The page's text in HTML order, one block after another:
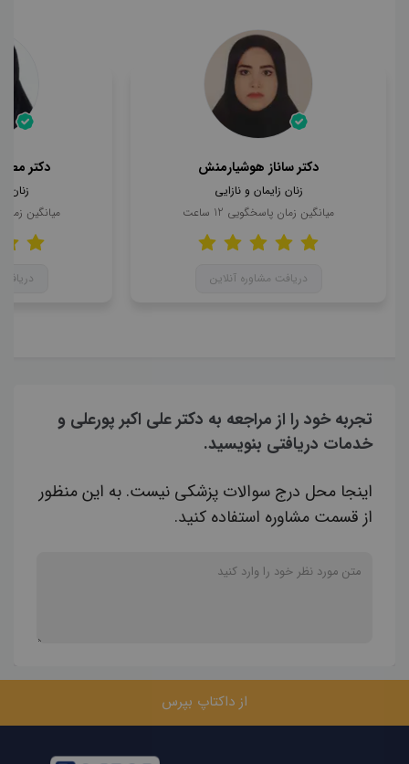
دکتر ساناز هوشیارمنش
زنان زایمان و نازایی
میانگین زمان پاسخگویی 12 ساعت
دریافت مشاوره آنلاین
دکتر
زنان
میانگین
تجربه خود را از مراجعه به دکتر علی اکبر پورعلی و
خدمات دریافتی بنویسید.
اینجا محل درج سوالات پزشکی نیست. به این منظور
از قسمت مشاوره استفاده کنید.
از داکتاپ بپرس